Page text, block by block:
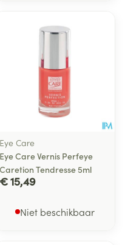
Eye Care
Eye Care Vernis Perfeye
Caretion Tendresse 5ml
€ 15,49
Niet beschikbaar